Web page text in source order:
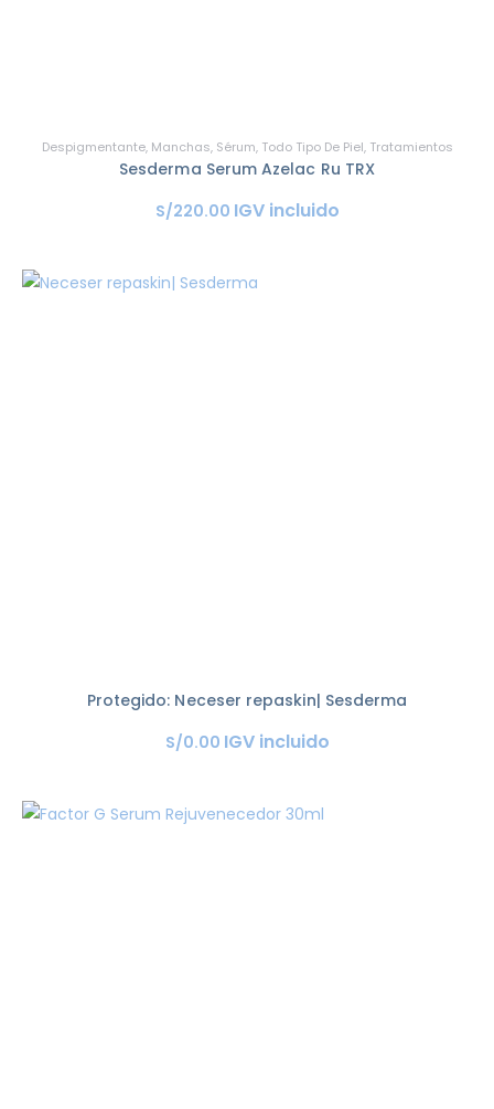
Despigmentante, Manchas, Sérum, Todo Tipo De Piel, Tratamientos
Sesderma Serum Azelac Ru TRX
S/220.00 IGV incluido
Protegido: Neceser repaskin| Sesderma
S/0.00 IGV incluido